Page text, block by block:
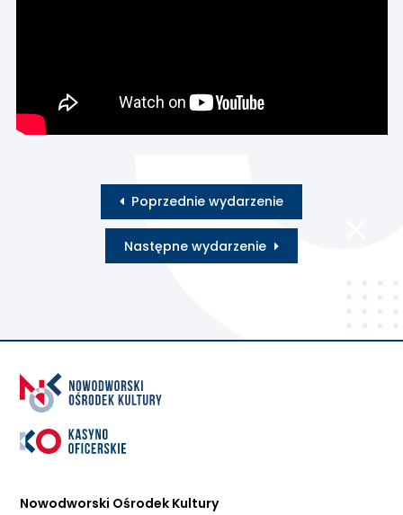
Poprzednie wydarzenie
Następne wydarzenie
Nowodworski Ośrodek Kultury